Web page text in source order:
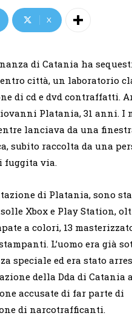
X
di Catania ha
città, un laboratorio
di cd e dvd contraffatti.
Platania, 31 anni.
lanciava da una
subito raccolta da una
fuggita via.
di Platania, sono
Xbox e Play Station,
a colori, 13
L’uomo era già
speciale ed era stato
della Dda di Catania
accusate di far parte di
di narcotrafficanti.